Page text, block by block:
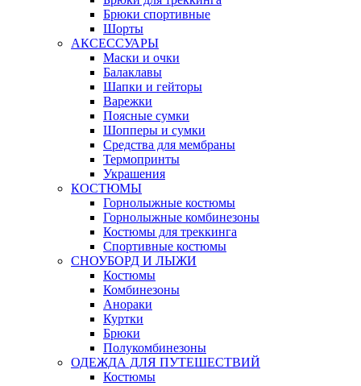
Брюки спортивные
Шорты
АКСЕССУАРЫ
Маски и очки
Балаклавы
Шапки и гейторы
Варежки
Поясные сумки
Шопперы и сумки
Средства для мембраны
Термопринты
Украшения
КОСТЮМЫ
Горнолыжные костюмы
Горнолыжные комбинезоны
Костюмы для треккинга
Спортивные костюмы
СНОУБОРД И ЛЫЖИ
Костюмы
Комбинезоны
Анораки
Куртки
Брюки
Полукомбинезоны
ОДЕЖДА ДЛЯ ПУТЕШЕСТВИЙ
Костюмы